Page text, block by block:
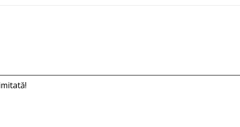
2022 Habarnam Club de Joacă și Lectură SRL, Toate drepturile rezervate.